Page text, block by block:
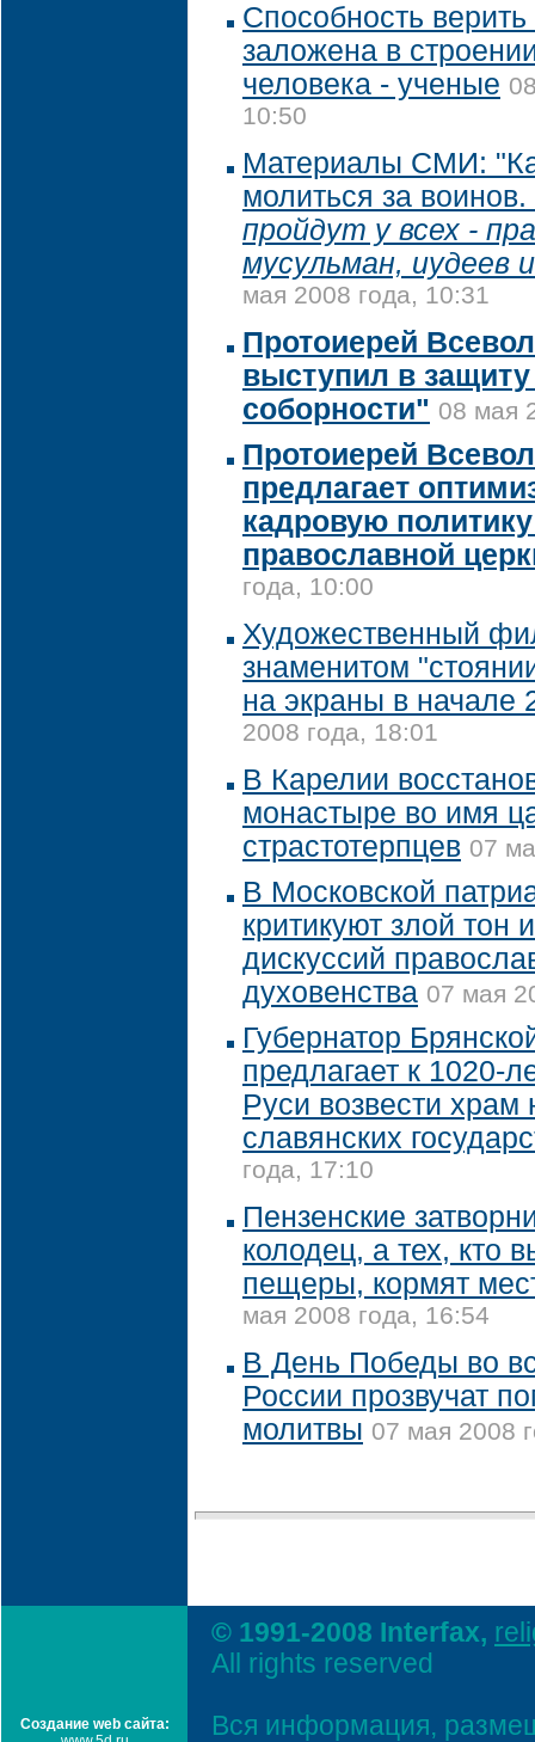
Способность
заложена в
человека - ученые
10:50
Материалы СМИ:
молиться за воинов.
пройдут у всех -
мусульман, иудеев
мая 2008 года, 10:31
Протоиерей
выступил в
соборности" 08 мая
Протоиерей
предлагает
кадровую
православной
года, 10:00
Художественный
знаменитом
на экраны в начале
2008 года, 18:01
В Карелии
монастыре во имя
страстотерпцев 07
В Московской
критикуют злой тон
дискуссий
духовенства 07 мая
Губернатор
предлагает к 1020-
Руси возвести храм
славянских
года, 17:10
Пензенские
колодец, а тех, кто
пещеры, кормят
мая 2008 года, 16:54
В День Победы во
России прозвучат
молитвы 07 мая 2008
Создание web сайта:
© 1991-2008 Interfax,
All rights reserved
Вся информация,